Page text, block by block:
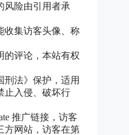
风险由引用者承
收集访客头像、称
的评论，本站有权
刑法》保护，适用
止入侵、破坏行
推广链接，访客
方网站，访客在第